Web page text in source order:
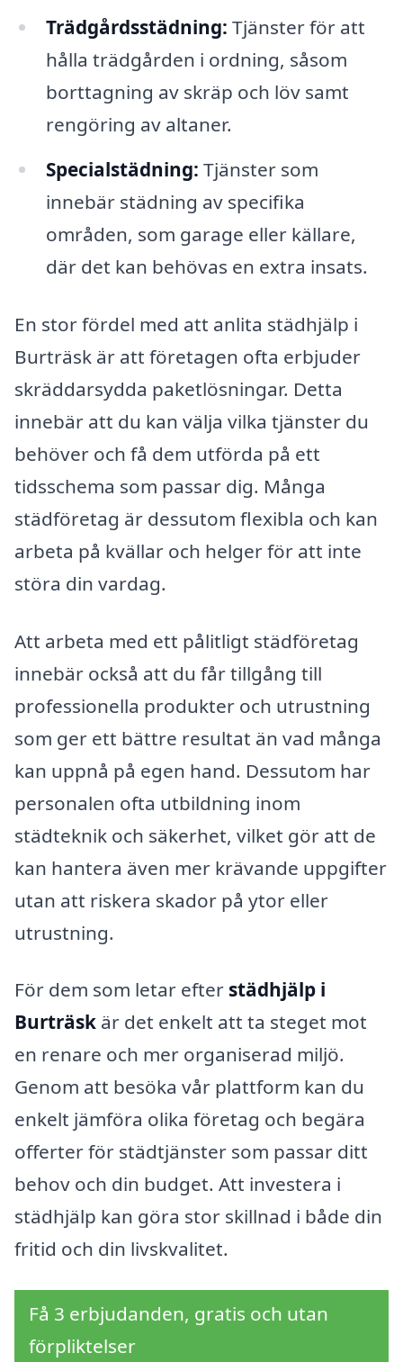
Trädgårdsstädning: Tjänster för att
hålla trädgården i ordning, såsom
borttagning av skräp och löv samt
rengöring av altaner.
Specialstädning: Tjänster som
innebär städning av specifika
områden, som garage eller källare,
där det kan behövas en extra insats.
En stor fördel med att anlita städhjälp i
Burträsk är att företagen ofta erbjuder
skräddarsydda paketlösningar. Detta
innebär att du kan välja vilka tjänster du
behöver och få dem utförda på ett
tidsschema som passar dig. Många
städföretag är dessutom flexibla och kan
arbeta på kvällar och helger för att inte
störa din vardag.
Att arbeta med ett pålitligt städföretag
innebär också att du får tillgång till
professionella produkter och utrustning
som ger ett bättre resultat än vad många
kan uppnå på egen hand. Dessutom har
personalen ofta utbildning inom
städteknik och säkerhet, vilket gör att de
kan hantera även mer krävande uppgifter
utan att riskera skador på ytor eller
utrustning.
För dem som letar efter städhjälp i
Burträsk är det enkelt att ta steget mot
en renare och mer organiserad miljö.
Genom att besöka vår plattform kan du
enkelt jämföra olika företag och begära
offerter för städtjänster som passar ditt
behov och din budget. Att investera i
städhjälp kan göra stor skillnad i både din
fritid och din livskvalitet.
Få 3 erbjudanden, gratis och utan
förpliktelser